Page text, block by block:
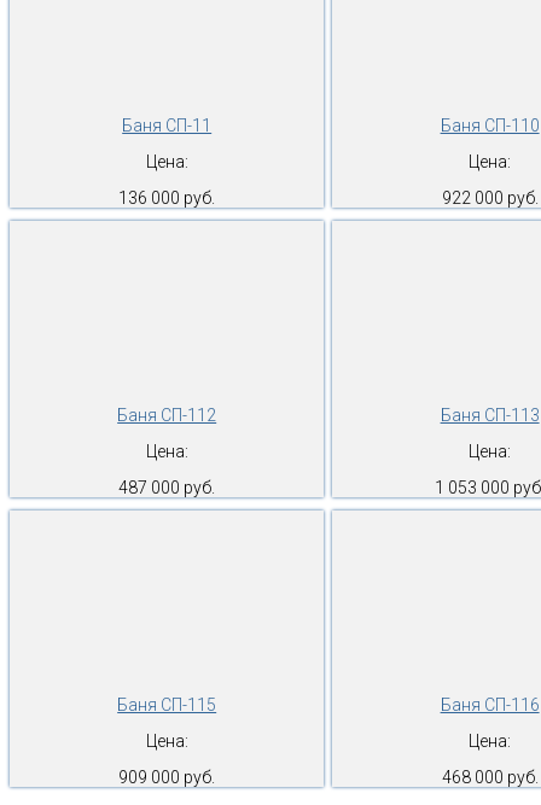
Баня СП-11
Цена:
136 000 руб.
Баня СП-110
Цена:
922 000 руб.
Баня СП-112
Цена:
487 000 руб.
Баня СП-113
Цена:
1 053 000
Баня СП-115
Цена:
909 000 руб.
Баня СП-116
Цена:
468 000 руб.